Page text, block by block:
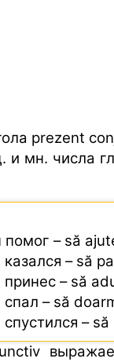
prezent
и мн. числа
помог – să
– să
– să
– să
–